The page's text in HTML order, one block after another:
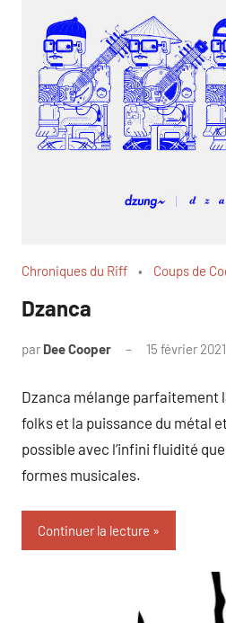
Chroniques du Riff Coups de
Dzanca
par Dee Cooper 15 février 2021
Dzanca mélange parfaitement
folks et la puissance du métal
possible avec l’infini fluidité
formes musicales.
Continuer la lecture